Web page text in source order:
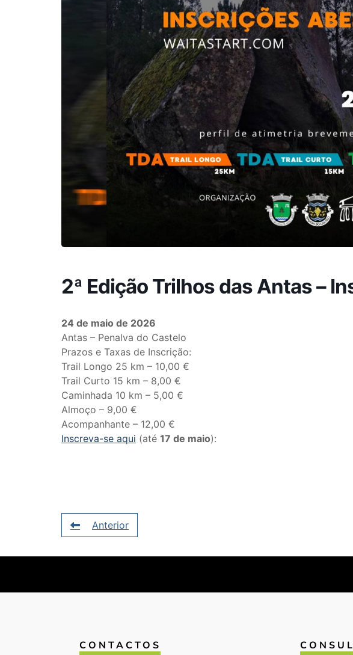
2ª Edição Trilhos das Antas –
24 de maio de 2026
Antas – Penalva do Castelo
Prazos e Taxas de Inscrição:
Trail Longo 25 km – 10,00 €
Trail Curto 15 km – 8,00 €
Caminhada 10 km – 5,00 €
Almoço – 9,00 €
Acompanhante – 12,00 €
Inscreva-se aqui (até 17 de maio):
Anterior
CONTACTOS